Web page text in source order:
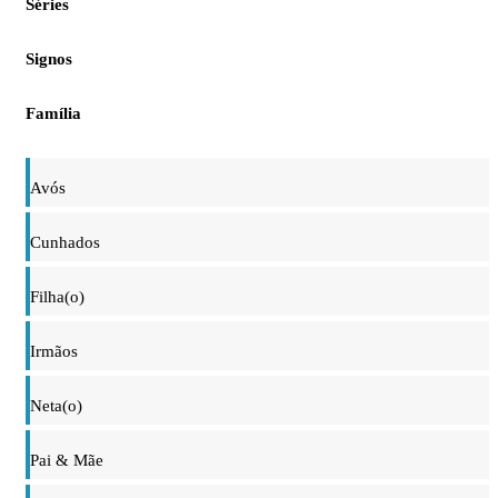
Séries
Signos
Família
Avós
Cunhados
Filha(o)
Irmãos
Neta(o)
Pai & Mãe